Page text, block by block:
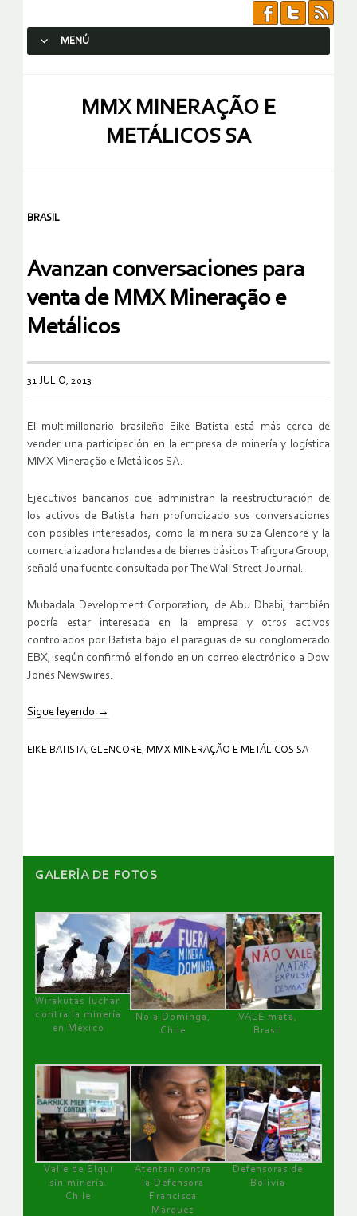
MENÚ
MMX MINERAÇÃO E
METÁLICOS SA
BRASIL
Avanzan conversaciones para
venta de MMX Mineração e
Metálicos
31 JULIO, 2013
El multimillonario brasileño Eike Batista está más cerca de
vender una participación en la empresa de minería y logística
MMX Mineração e Metálicos SA.
Ejecutivos bancarios que administran la reestructuración de
los activos de Batista han profundizado sus conversaciones
con posibles interesados, como la minera suiza Glencore y la
comercializadora holandesa de bienes básicos Trafigura Group,
señaló una fuente consultada por The Wall Street Journal.
Mubadala Development Corporation, de Abu Dhabi, también
podría estar interesada en la empresa y otros activos
controlados por Batista bajo el paraguas de su conglomerado
EBX, según confirmó el fondo en un correo electrónico a Dow
Jones Newswires.
Sigue leyendo →
EIKE BATISTA, GLENCORE, MMX MINERAÇÃO E METÁLICOS SA
GALERÌA DE FOTOS
Wirakutas luchan
contra la minería
en México
No a Dominga,
Chile
VALE mata,
Brasil
Valle de Elqui
sin minería.
Chile
Atentan contra
la Defensora
Francisca
Márquez
Defensoras de
Bolivia